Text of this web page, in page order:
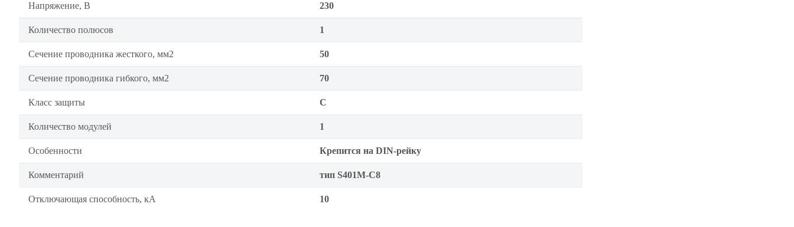
Напряжение, В 230
Количество полюсов 1
Сечение проводника жесткого, мм2 50
Сечение проводника гибкого, мм2 70
Класс защиты C
Количество модулей 1
Особенности Крепится на DIN-рейку
Комментарий тип S401M-C8
Отключающая способность, кА 10